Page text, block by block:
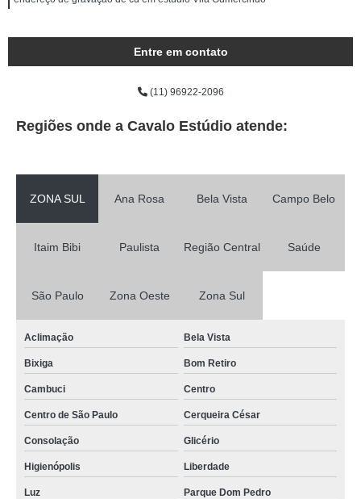
Entre em contato
(11) 96922-2096
Regiões onde a Cavalo Estúdio atende:
ZONA SUL Ana Rosa Bela Vista Campo Belo
Itaim Bibi Paulista Região Central Saúde
São Paulo Zona Oeste Zona Sul
Aclimação Bela Vista
Bixiga Bom Retiro
Cambuci Centro
Centro de São Paulo Cerqueira César
Consolação Glicério
Higienópolis Liberdade
Luz Parque Dom Pedro